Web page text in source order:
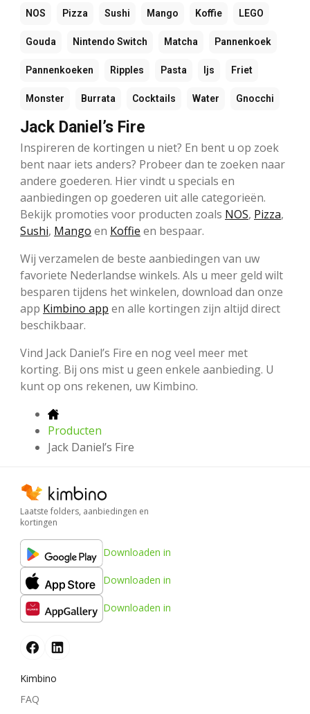
NOS Pizza Sushi Mango Koffie LEGO
Gouda Nintendo Switch Matcha Pannenkoek
Pannenkoeken Ripples Pasta Ijs Friet
Monster Burrata Cocktails Water Gnocchi
Jack Daniel’s Fire
Inspireren de kortingen u niet? En bent u op zoek
bent naar iets anders? Probeer dan te zoeken naar
andere goederen. Hier vindt u specials en
aanbiedingen op goederen uit alle categorieën.
Bekijk promoties voor producten zoals NOS, Pizza,
Sushi, Mango en Koffie en bespaar.
Wij verzamelen de beste aanbiedingen van uw
favoriete Nederlandse winkels. Als u meer geld wilt
besparen tijdens het winkelen, download dan onze
app Kimbino app en alle kortingen zijn altijd direct
beschikbaar.
Vind Jack Daniel’s Fire en nog veel meer met
korting. Bij ons mist u geen enkele aanbieding. U
kunt op ons rekenen, uw Kimbino.
Producten
Jack Daniel’s Fire
Laatste folders, aanbiedingen en
kortingen
Downloaden in
Downloaden in
Downloaden in
Kimbino
FAQ